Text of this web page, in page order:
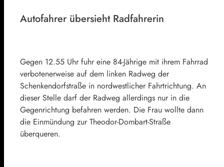
Autofahrer übersieht Radfahrerin
Gegen 12.55 Uhr fuhr eine 84-Jährige mit ihrem Fahrrad
verbotenerweise auf dem linken Radweg der
Schenkendorfstraße in nordwestlicher Fahrtrichtung. An
dieser Stelle darf der Radweg allerdings nur in die
Gegenrichtung befahren werden. Die Frau wollte dann
die Einmündung zur Theodor-Dombart-Straße
überqueren.